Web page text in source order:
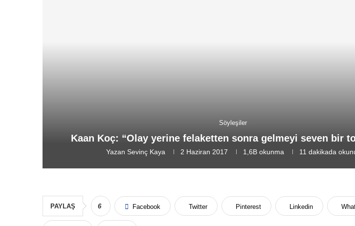
Söyleşiler
Kaan Koç: “Olay yerine felaketten sonra gelmeyi seven bir
Yazan Sevinç Kaya 2 Haziran 2017 1,6B okunma 11 dakikada
PAYLAŞ 6 Facebook Twitter Pinterest Linkedin